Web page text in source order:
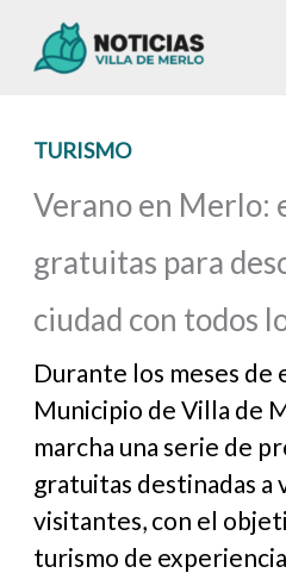
TURISMO
Verano en Merlo:
gratuitas para
ciudad con todos
Durante los meses
Municipio de Villa de
marcha una serie de
gratuitas destinadas a
visitantes, con el
turismo de